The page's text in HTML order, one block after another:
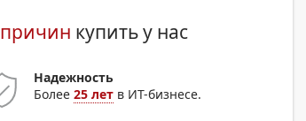
купить у нас
Надежность
Более25 лет в ИТ-бизнесе.